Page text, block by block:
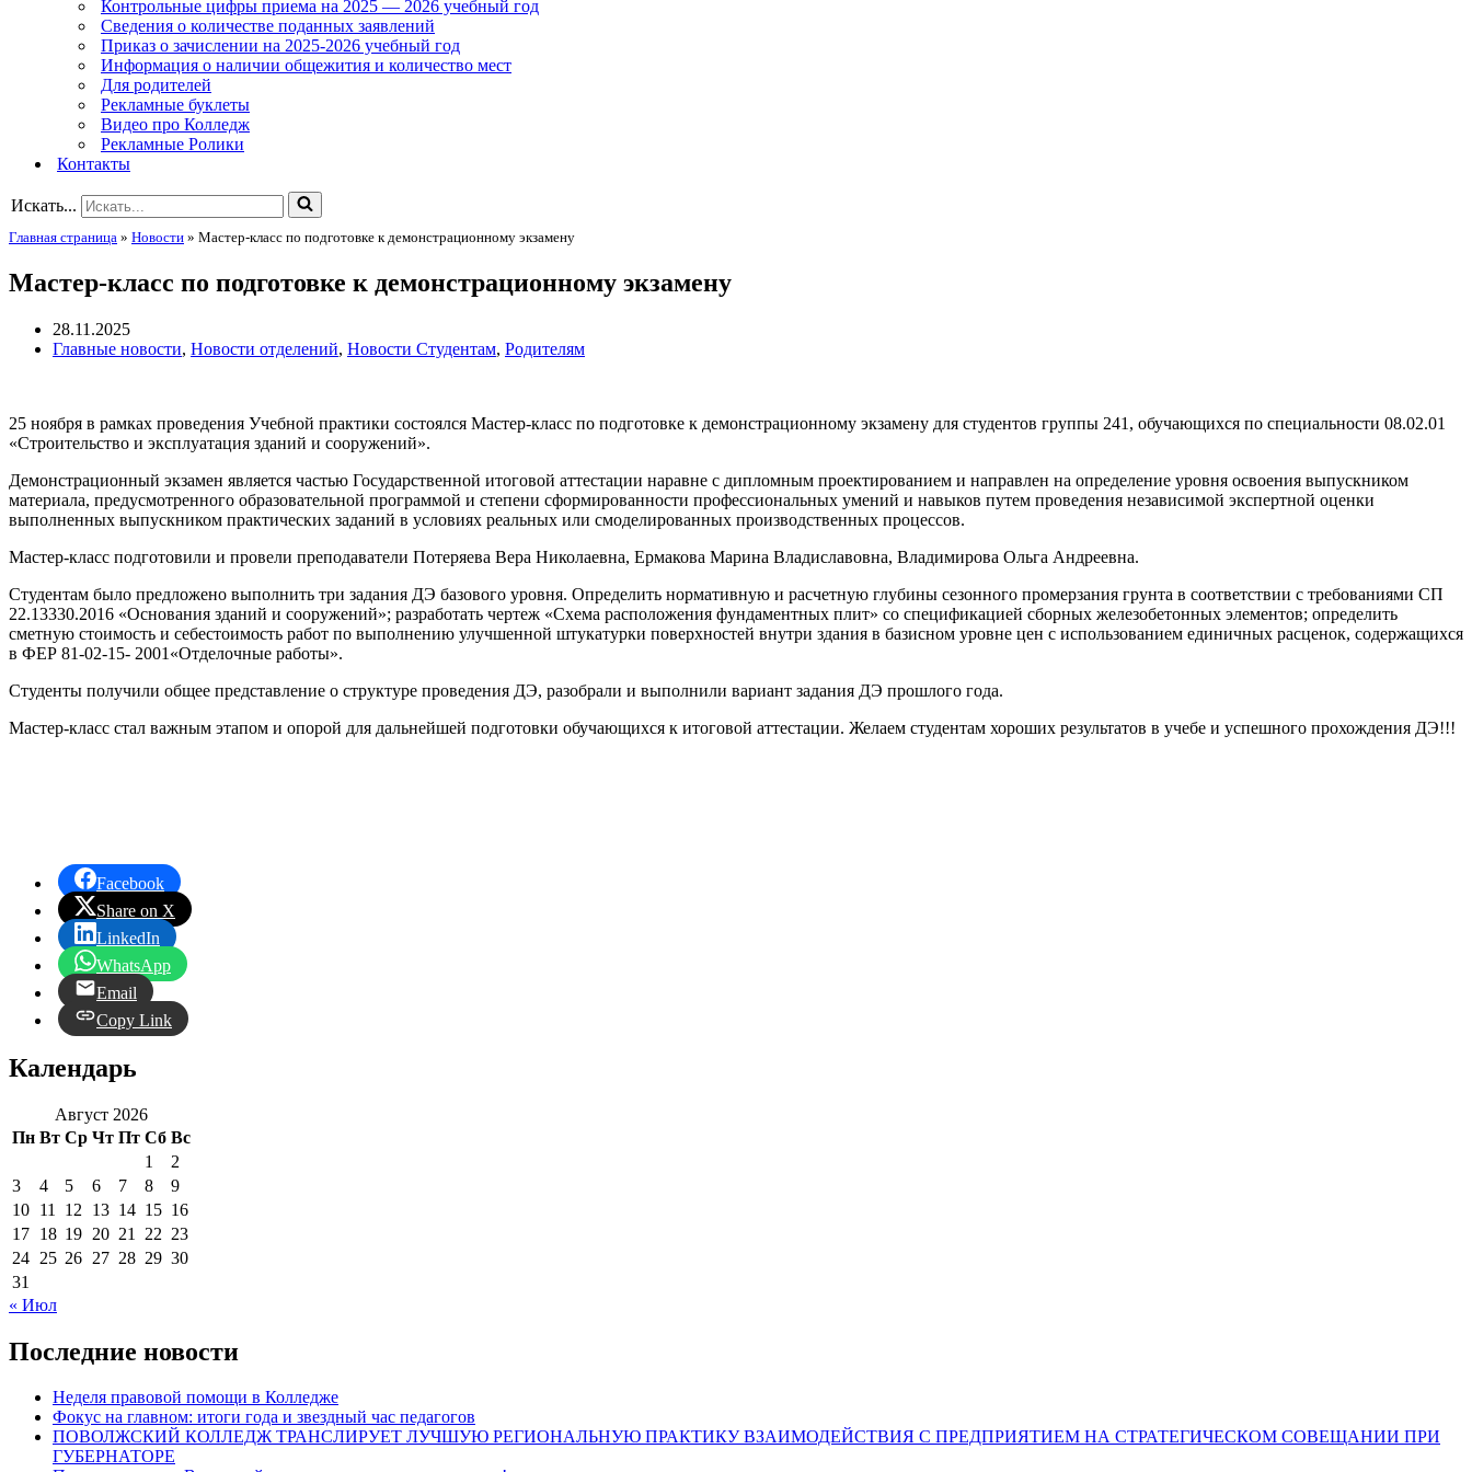
Контрольные цифры приема на 2025 — 2026 учебный год
Сведения о количестве поданных заявлений
Приказ о зачислении на 2025-2026 учебный год
Информация о наличии общежития и количество мест
Для родителей
Рекламные буклеты
Видео про Колледж
Рекламные Ролики
Контакты
Искать...
Главная страница » Новости » Мастер-класс по подготовке к демонстрационному экзамену
Мастер-класс по подготовке к демонстрационному экзамену
28.11.2025
Главные новости, Новости отделений, Новости Студентам, Родителям
25 ноября в рамках проведения Учебной практики состоялся Мастер-класс по подготовке к демонстрационному экзамену для студентов группы 241, обучающихся по специальности 08.02.01
«Строительство и эксплуатация зданий и сооружений».
Демонстрационный экзамен является частью Государственной итоговой аттестации наравне с дипломным проектированием и направлен на определение уровня освоения выпускником
материала, предусмотренного образовательной программой и степени сформированности профессиональных умений и навыков путем проведения независимой экспертной оценки
выполненных выпускником практических заданий в условиях реальных или смоделированных производственных процессов.
Мастер-класс подготовили и провели преподаватели Потеряева Вера Николаевна, Ермакова Марина Владиславовна, Владимирова Ольга Андреевна.
Студентам было предложено выполнить три задания ДЭ базового уровня. Определить нормативную и расчетную глубины сезонного промерзания грунта в соответствии с требованиями СП
22.13330.2016 «Основания зданий и сооружений»; разработать чертеж «Схема расположения фундаментных плит» со спецификацией сборных железобетонных элементов; определить
сметную стоимость и себестоимость работ по выполнению улучшенной штукатурки поверхностей внутри здания в базисном уровне цен с использованием единичных расценок, содержащихся
в ФЕР 81-02-15- 2001«Отделочные работы».
Студенты получили общее представление о структуре проведения ДЭ, разобрали и выполнили вариант задания ДЭ прошлого года.
Мастер-класс стал важным этапом и опорой для дальнейшей подготовки обучающихся к итоговой аттестации. Желаем студентам хороших результатов в учебе и успешного прохождения ДЭ!!!
Facebook
Share on X
LinkedIn
WhatsApp
Email
Copy Link
Календарь
Август 2026
Пн Вт Ср Чт Пт Сб Вс
1
2
3
4 5 6 7 8
9
10 11 12 13 14 15 16
17 18 19 20 21 22 23
24 25 26 27 28 29 30
31
« Июл
Последние новости
Неделя правовой помощи в Колледже
Фокус на главном: итоги года и звездный час педагогов
ПОВОЛЖСКИЙ КОЛЛЕДЖ ТРАНСЛИРУЕТ ЛУЧШУЮ РЕГИОНАЛЬНУЮ ПРАКТИКУ ВЗАИМОДЕЙСТВИЯ С ПРЕДПРИЯТИЕМ НА СТРАТЕГИЧЕСКОМ СОВЕЩАНИИ ПРИ
ГУБЕРНАТОРЕ